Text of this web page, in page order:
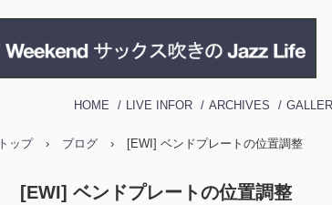
HOME LIVE INFOR ARCHIVES
トップ › ブログ › [EWI] ベンドプレートの位置調整
[EWI] ベンドプレートの位置調整